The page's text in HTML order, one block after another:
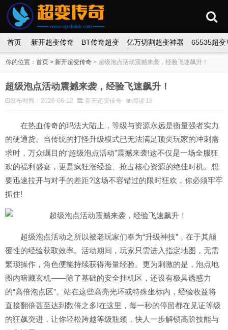
首页 新开超变传奇 BT传奇超变 亿万切割超变神器 65535超变
你的位置：首页 > 新开超变传奇 > 超级泡点活动震撼来袭，经验飞速飙升！
超级泡点活动震撼来袭，经验飞速飙升！
发布时间：2026-06-12 新开超变传奇 阅读 19
在热血传奇的玛法大陆上，等级与资源永远是衡量强者实力
的硬通货。当传统的打怪升级模式已无法满足顶尖玩家的冲刺需
求时，万众瞩目的“超级泡点活动”震撼来袭!这不仅是一场全服狂
欢的福利盛宴，更是疯狂涨经验、抢占核心资源的绝佳时机。想
要迅速拉开与对手的差距?这场不容错过的限时狂欢，你必须牢牢
抓住!
超级泡点活动之所以被老玩家们奉为“升级神技”，在于其颠
覆性的经验获取效率。活动期间，玩家只需进入指定地图，无需
繁琐操作，角色便能持续获得海量经验。更为刺激的是，泡点地
图内暗藏玄机——除了基础的安全挂机区，还设有极具诱惑力
的“高倍泡点区”。站在这些高亮光环或特殊坐标内，经验收益将
直接翻倍甚至达到数倍之多!在这里，每一秒的停留都在见证等级
的狂飙突进，让你轻松跨越等级瓶颈，快人一步解锁高阶技能与